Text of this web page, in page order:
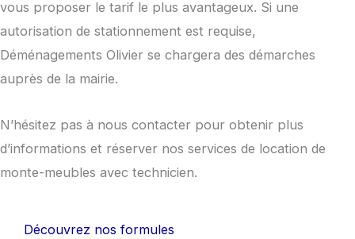
vous proposer le tarif le plus avantageux. Si une
autorisation de stationnement est requise,
Déménagements Olivier se chargera des démarches
auprès de la mairie.
N’hésitez pas à nous contacter pour obtenir plus
d’informations et réserver nos services de location de
monte-meubles avec technicien.
Découvrez nos formules